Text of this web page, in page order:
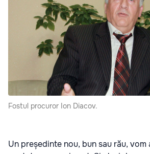
Fos­tul pro­cu­ror Ion Dia­cov.
Un pre­șe­din­te nou, bun sau rău, vom